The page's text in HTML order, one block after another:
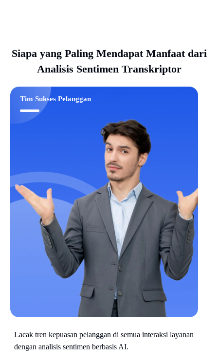
Siapa yang Paling Mendapat Manfaat dari
Analisis Sentimen Transkriptor
Tim Sukses Pelanggan
Lacak tren kepuasan pelanggan di semua interaksi layanan
dengan analisis sentimen berbasis AI.